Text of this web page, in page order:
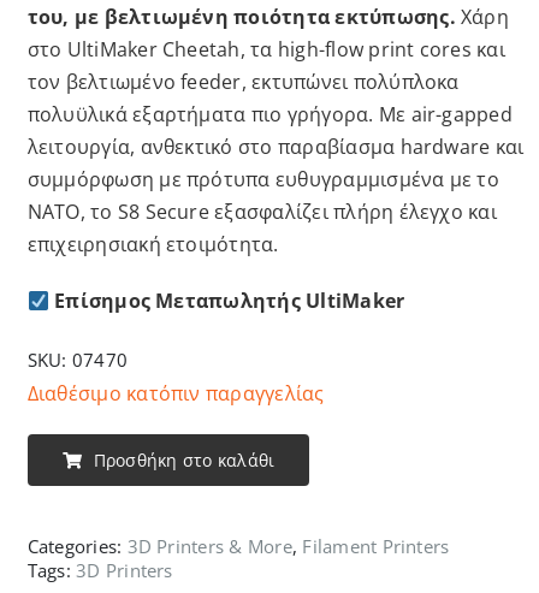
του, με βελτιωμένη ποιότητα εκτύπωσης. Χάρη
στο UltiMaker Cheetah, τα high-flow print cores και
τον βελτιωμένο feeder, εκτυπώνει πολύπλοκα
πολυϋλικά εξαρτήματα πιο γρήγορα. Με air-gapped
λειτουργία, ανθεκτικό στο παραβίασμα hardware και
συμμόρφωση με πρότυπα ευθυγραμμισμένα με το
ΝΑΤΟ, το S8 Secure εξασφαλίζει πλήρη έλεγχο και
επιχειρησιακή ετοιμότητα.
Επίσημος Μεταπωλητής UltiMaker
SKU: 07470
Διαθέσιμο κατόπιν παραγγελίας
Προσθήκη στο καλάθι
Categories: 3D Printers & More, Filament Printers
Tags:3D Printers